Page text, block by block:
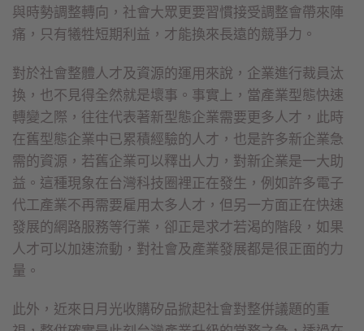
與時勢調整轉向，社會大眾更要習慣接受調整會帶來陣
痛，只有犧牲短期利益，才能換來長遠的競爭力。
對於社會整體人才及資源的運用來說，企業進行裁員汰
換，也不見得全然就是壞事。事實上，當產業型態快速
轉變之際，往往代表著新型態企業需要更多人才，此時
在舊型態企業中已累積經驗的人才，也是許多新企業急
需的資源，若舊企業可以釋出人力，對新企業是一大助
益。這種現象在台灣科技圈裡正在發生，例如許多電子
代工產業不再需要雇用太多人才，但另一方面正在快速
發展的網路服務等行業，卻正是求才若渴的階段，如果
人才可以加速流動，對社會及產業發展都是很正面的力
量。
此外，近來日月光收購矽品掀起社會對整併議題的重